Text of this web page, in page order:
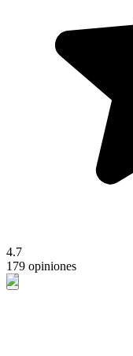
4.7
179 opiniones